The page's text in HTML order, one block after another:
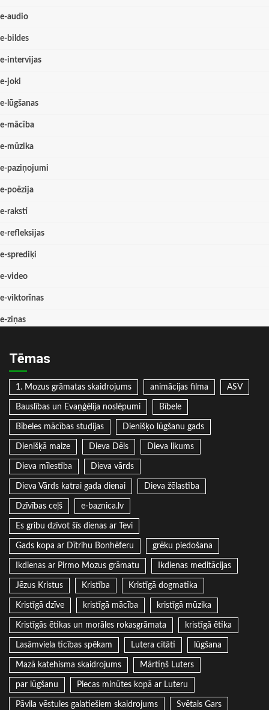
e-audio
e-bildes
e-intervijas
e-joki
e-lūgšanas
e-mācība
e-mūzika
e-paziņojumi
e-poēzija
e-raksti
e-refleksijas
e-sprediķi
e-video
e-viktorīnas
e-ziņas
Tēmas
1. Mozus grāmatas skaidrojums animācijas filma ASV
Bauslības un Evaņģēlija noslēpumi Bībele
Bībeles mācības studijas Dienišķo lūgšanu gads
Dienišķā maize Dieva Dēls Dieva likums
Dieva mīlestība Dieva vārds
Dieva Vārds katrai gada dienai Dieva žēlastība
Dzīvības ceļš e-baznica.lv
Es gribu dzīvot šīs dienas ar Tevi
Gads kopa ar Dītrihu Bonhēferu grēku piedošana
Ikdienas ar Pirmo Mozus grāmatu Ikdienas meditācijas
Jēzus Kristus Kristība Kristīgā dogmatika
Kristīgā dzīve kristīgā mācība kristīgā mūzika
Kristīgās ētikas un morāles rokasgrāmata kristīgā ētika
Lasāmviela ticības spēkam Lutera citāti lūgšana
Mazā katehisma skaidrojums Mārtiņš Luters
par lūgšanu Piecas minūtes kopā ar Luteru
Pāvila vēstules galatiešiem skaidrojums Svētais Gars